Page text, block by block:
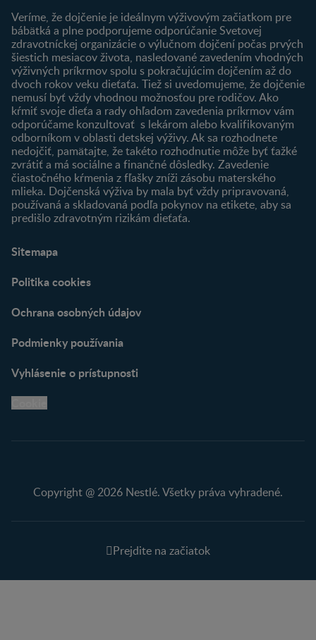
Môj účet
Registrácia
Newsletter
Prihlásenie
Produkty
Nájsť produkt
Veríme, že dojčenie je ideálnym výživovým začiatkom pre
bábätká a plne podporujeme odporúčanie Svetovej
zdravotníckej organizácie o výlučnom dojčení počas prvých
šiestich mesiacov života, nasledované zavedením vhodných
výživných príkrmov spolu s pokračujúcim dojčením až do
dvoch rokov veku dieťaťa. Tiež si uvedomujeme, že dojčenie
nemusí byť vždy vhodnou možnosťou pre rodičov. Ako
kŕmiť svoje dieťa a rady ohľadom zavedenia príkrmov vám
odporúčame konzultovať s lekárom alebo kvalifikovaným
odborníkom v oblasti detskej výživy. Ak sa rozhodnete
nedojčiť, pamätajte, že takéto rozhodnutie môže byť ťažké
zvrátiť a má sociálne a finančné dôsledky. Zavedenie
čiastočného kŕmenia z fľašky zníži zásobu materského
mlieka. Dojčenská výživa by mala byť vždy pripravovaná,
používaná a skladovaná podľa pokynov na etikete, aby sa
predišlo zdravotným rizikám dieťaťa.
Sitemapa
Politika cookies
Ochrana osobných údajov
Podmienky používania
Vyhlásenie o prístupnosti
Copyright @ 2026 Nestlé. Všetky práva vyhradené.
Prejdite na začiatok